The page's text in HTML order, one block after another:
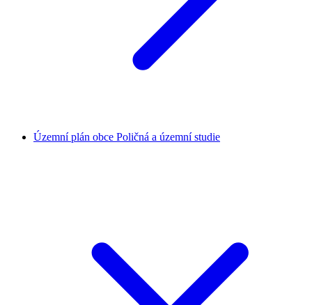
Územní plán obce Poličná a územní studie